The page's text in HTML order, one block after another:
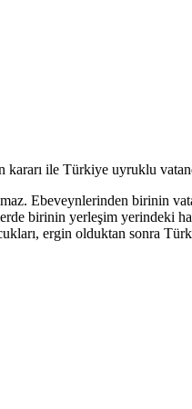
kararı ile Türkiye uyruklu
Ebeveynlerinden birinin
birinin yerleşim yerindeki
ergin olduktan sonra